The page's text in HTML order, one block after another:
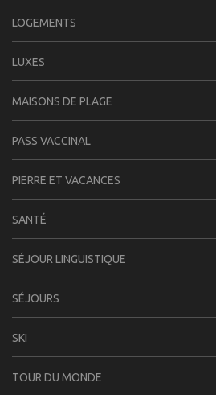
LOGEMENTS
LUXES
MAISONS DE PLAGE
PASS VACCINAL
PIERRE ET VACANCES
SANTÉ
SÉJOUR LINGUISTIQUE
SÉJOURS
SKI
TOUR DU MONDE